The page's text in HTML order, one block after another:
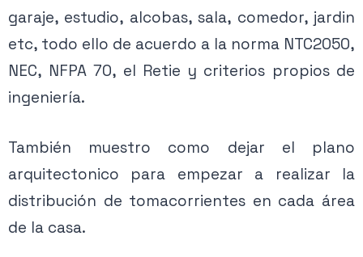
garaje, estudio, alcobas, sala, comedor, jardin
etc, todo ello de acuerdo a la norma NTC2050,
NEC, NFPA 70, el Retie y criterios propios de
ingeniería.
También muestro como dejar el plano
arquitectonico para empezar a realizar la
distribución de tomacorrientes en cada área
de la casa.